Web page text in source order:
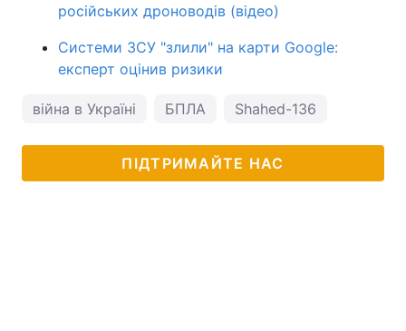
російських дроноводів (відео)
Системи ЗСУ "злили" на карти Google:
експерт оцінив ризики
війна в Україні БПЛА Shahed-136
ПІДТРИМАЙТЕ НАС